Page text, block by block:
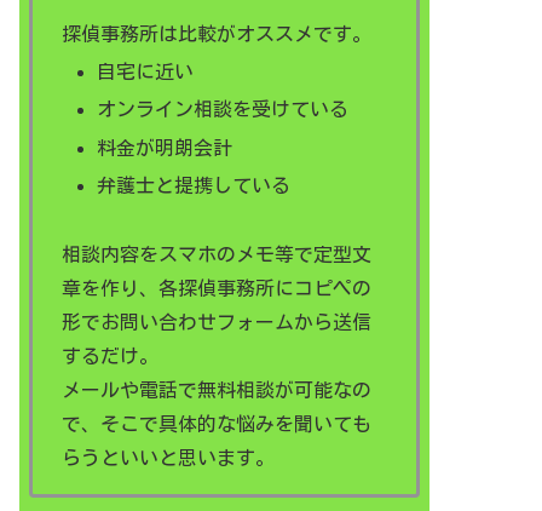
探偵事務所は比較がオススメです。
自宅に近い
オンライン相談を受けている
料金が明朗会計
弁護士と提携している
相談内容をスマホのメモ等で定型文
章を作り、各探偵事務所にコピペの
形でお問い合わせフォームから送信
するだけ。
メールや電話で無料相談が可能なの
で、そこで具体的な悩みを聞いても
らうといいと思います。